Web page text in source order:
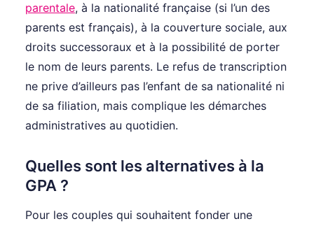
parentale, à la nationalité française (si l’un des
parents est français), à la couverture sociale, aux
droits successoraux et à la possibilité de porter
le nom de leurs parents. Le refus de transcription
ne prive d’ailleurs pas l’enfant de sa nationalité ni
de sa filiation, mais complique les démarches
administratives au quotidien.
Quelles sont les alternatives à la
GPA ?
Pour les couples qui souhaitent fonder une